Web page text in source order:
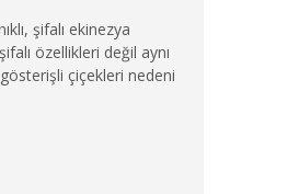
şifalı ekinezya
özellikleri değil aynı
çiçekleri nedeni